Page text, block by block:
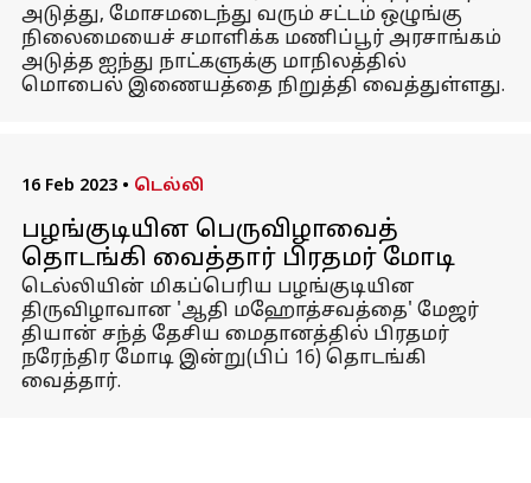
அடுத்து, மோசமடைந்து வரும் சட்டம் ஒழுங்கு
நிலைமையைச் சமாளிக்க மணிப்பூர் அரசாங்கம்
அடுத்த ஐந்து நாட்களுக்கு மாநிலத்தில்
மொபைல் இணையத்தை நிறுத்தி வைத்துள்ளது.
16 Feb 2023 • டெல்லி
பழங்குடியின பெருவிழாவைத்
தொடங்கி வைத்தார் பிரதமர் மோடி
டெல்லியின் மிகப்பெரிய பழங்குடியின
திருவிழாவான 'ஆதி மஹோத்சவத்தை' மேஜர்
தியான் சந்த் தேசிய மைதானத்தில் பிரதமர்
நரேந்திர மோடி இன்று(பிப் 16) தொடங்கி
வைத்தார்.